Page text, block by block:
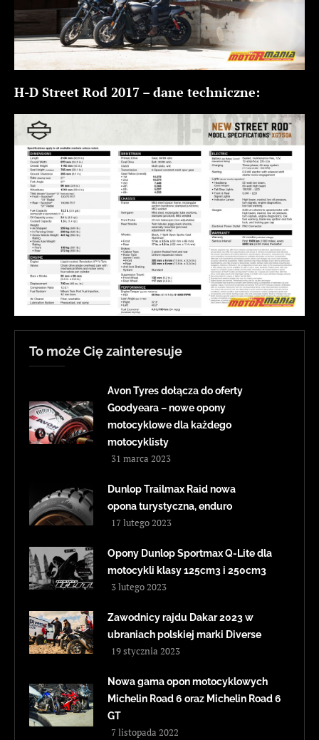
H-D Street Rod 2017 – dane techniczne:
To może Cię zainteresuje
Avon Tyres dołącza do oferty
Goodyeara – nowe opony
motocyklowe dla każdego
motocyklisty
31 marca 2023
Dunlop Trailmax Raid nowa
opona turystyczna, enduro
17 lutego 2023
Opony Dunlop Sportmax Q-Lite dla
motocykli klasy 125cm3 i 250cm3
3 lutego 2023
Zawodnicy rajdu Dakar 2023 w
ubraniach polskiej marki Diverse
19 stycznia 2023
Nowa gama opon motocyklowych
Michelin Road 6 oraz Michelin Road 6
GT
7 listopada 2022